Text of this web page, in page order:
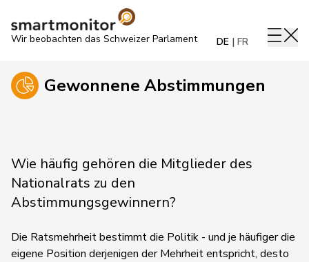
Wir beobachten das Schweizer Parlament DE FR
Gewonnene Abstimmungen
Wie häufig gehören die Mitglieder des
Nationalrats zu den
Abstimmungsgewinnern?
Die Ratsmehrheit bestimmt die Politik - und je häufiger die
eigene Position derjenigen der Mehrheit entspricht, desto